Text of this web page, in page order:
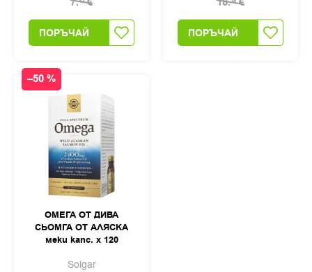
ПОРЪЧАЙ ПОРЪЧАЙ
–50 %
ОМЕГА ОТ ДИВА
СЬОМГА ОТ АЛЯСКА
меки капс. х 120
Solgar